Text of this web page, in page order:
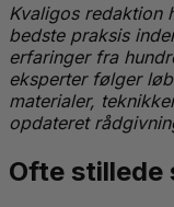
Kvaligos redaktion
bedste praksis
erfaringer fra
eksperter følger
materialer,
opdateret
Ofte stillede